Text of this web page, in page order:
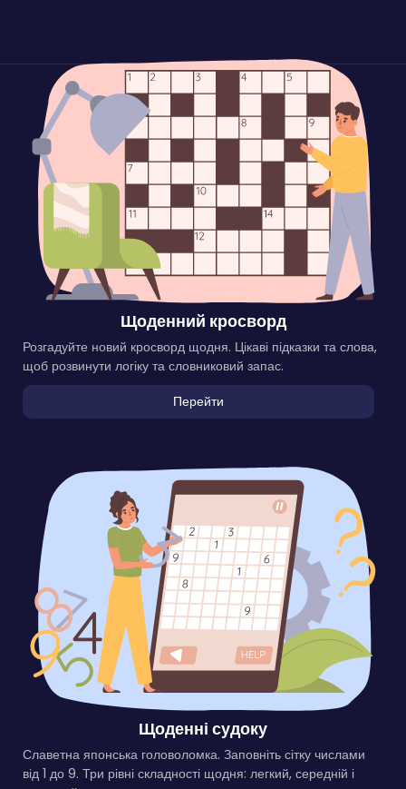
Щоденний кросворд
Розгадуйте новий кросворд щодня. Цікаві підказки та слова,
щоб розвинути логіку та словниковий запас.
Перейти
Щоденні судоку
Славетна японська головоломка. Заповніть сітку числами
від 1 до 9. Три рівні складності щодня: легкий, середній і